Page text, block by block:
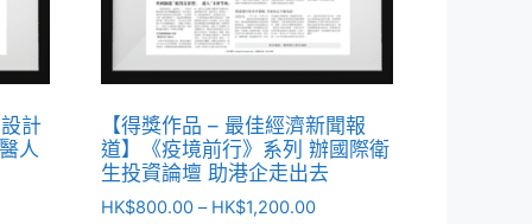
計
人
【得獎作品 – 最佳經濟新聞報
道】《疫境前行》系列 辦國際衛
生投資論壇 助港企走出去
HK$800.00 – HK$1,200.00